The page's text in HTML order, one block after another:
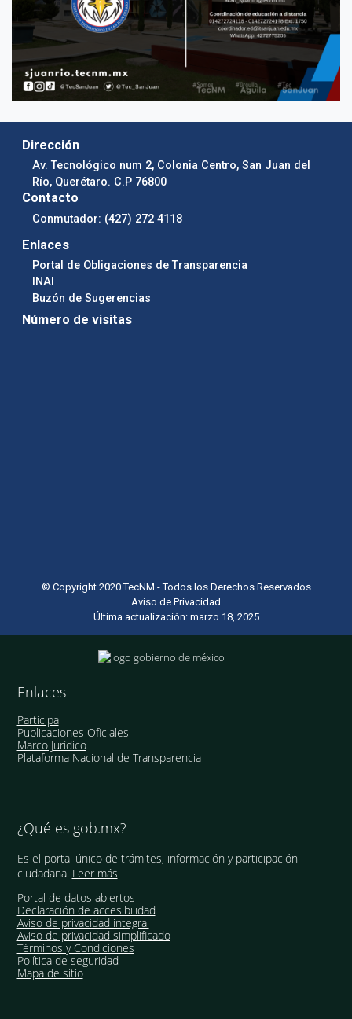
Dirección
Av. Tecnológico num 2, Colonia Centro, San Juan del
Río, Querétaro. C.P 76800
Contacto
Conmutador: (427) 272 4118
Enlaces
Portal de Obligaciones de Transparencia
INAI
Buzón de Sugerencias
Número de visitas
© Copyright 2020 TecNM - Todos los Derechos Reservados
Aviso de Privacidad
Última actualización: marzo 18, 2025
Enlaces
Participa
Publicaciones Oficiales
Marco Jurídico
Plataforma Nacional de Transparencia
¿Qué es gob.mx?
Es el portal único de trámites, información y participación
ciudadana. Leer más
Portal de datos abiertos
Declaración de accesibilidad
Aviso de privacidad integral
Aviso de privacidad simplificado
Términos y Condiciones
Política de seguridad
Mapa de sitio